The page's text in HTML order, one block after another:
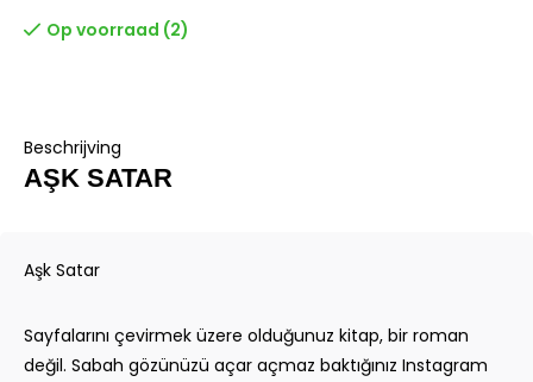
Op voorraad (2)
Beschrijving
AŞK SATAR
Aşk Satar
Sayfalarını çevirmek üzere olduğunuz kitap, bir roman
değil. Sabah gözünüzü açar açmaz baktığınız Instagram